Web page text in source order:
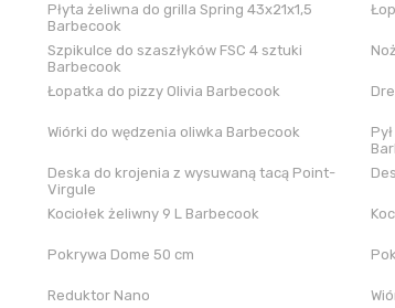
Płyta żeliwna do grilla Spring 43x21x1,5
Barbecook
Szpikulce do szaszłyków FSC 4 sztuki
Barbecook
Łopatka do pizzy Olivia Barbecook
Wiórki do wędzenia oliwka Barbecook
Deska do krojenia z wysuwaną tacą Point-
Virgule
Kociołek żeliwny 9 L Barbecook
Pokrywa Dome 50 cm
Reduktor Nano